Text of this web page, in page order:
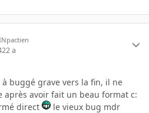
22 a
buggé grave vers la fin, il ne
après avoir fait un beau format c:
direct
le vieux bug mdr